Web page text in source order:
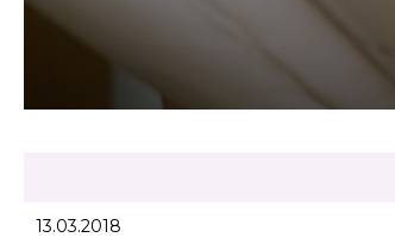
13.03.2018